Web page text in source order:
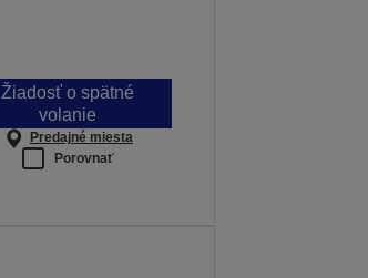
Žiadosť o spätné
volanie
Predajné miesta
Porovnať